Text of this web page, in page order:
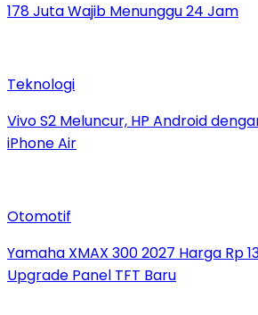
178 Juta Wajib Menunggu 24 Jam
Teknologi
Vivo S2 Meluncur, HP Android
iPhone Air
Otomotif
Yamaha XMAX 300 2027 Harga Rp
Upgrade Panel TFT Baru